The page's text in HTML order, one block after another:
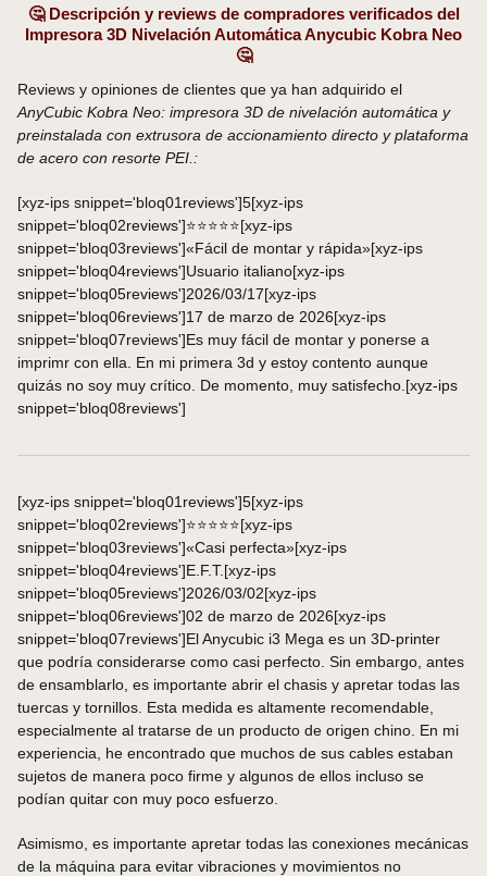
🤔 Descripción y reviews de compradores verificados del
Impresora 3D Nivelación Automática Anycubic Kobra Neo
🤔
Reviews y opiniones de clientes que ya han adquirido el
AnyCubic Kobra Neo: impresora 3D de nivelación automática y
preinstalada con extrusora de accionamiento directo y plataforma
de acero con resorte PEI.:
[xyz-ips snippet='bloq01reviews']5[xyz-ips
snippet='bloq02reviews']⭐⭐⭐⭐⭐[xyz-ips
snippet='bloq03reviews']«Fácil de montar y rápida»[xyz-ips
snippet='bloq04reviews']Usuario italiano[xyz-ips
snippet='bloq05reviews']2026/03/17[xyz-ips
snippet='bloq06reviews']17 de marzo de 2026[xyz-ips
snippet='bloq07reviews']Es muy fácil de montar y ponerse a
imprimr con ella. En mi primera 3d y estoy contento aunque
quizás no soy muy crítico. De momento, muy satisfecho.[xyz-ips
snippet='bloq08reviews']
[xyz-ips snippet='bloq01reviews']5[xyz-ips
snippet='bloq02reviews']⭐⭐⭐⭐⭐[xyz-ips
snippet='bloq03reviews']«Casi perfecta»[xyz-ips
snippet='bloq04reviews']E.F.T.[xyz-ips
snippet='bloq05reviews']2026/03/02[xyz-ips
snippet='bloq06reviews']02 de marzo de 2026[xyz-ips
snippet='bloq07reviews']El Anycubic i3 Mega es un 3D-printer
que podría considerarse como casi perfecto. Sin embargo, antes
de ensamblarlo, es importante abrir el chasis y apretar todas las
tuercas y tornillos. Esta medida es altamente recomendable,
especialmente al tratarse de un producto de origen chino. En mi
experiencia, he encontrado que muchos de sus cables estaban
sujetos de manera poco firme y algunos de ellos incluso se
podían quitar con muy poco esfuerzo.
Asimismo, es importante apretar todas las conexiones mecánicas
de la máquina para evitar vibraciones y movimientos no